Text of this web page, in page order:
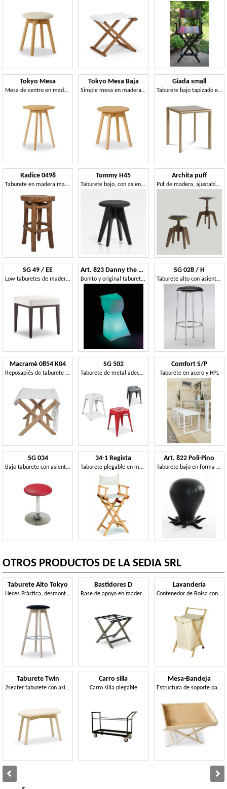
Tokyo Mesa
Mesa de centro en madera de haya con la tapa de madera contrachapada
Tokyo Mesa Baja
Simple mesa en madera de haya con la tapa de madera contrachapada
Giada small
Taburete bajo tapizado en piel
Radice 0498
Taburete en madera maciza, para uso exterior.
Tommy H45
Taburete bajo, con asiento tapizado
Archita puff
Puf de madera, ajustable en altura
SG 49 / EE
Low taburetes de madera, cubiertos con cuero de imitación, para esperar
Art. 823 Danny the Dog
Bonito y original taburete bajo con iluminación
SG 028 / H
Taburete alto con asiento tapizado redondo, para los bares
Macramè 0854 K04
Reposapiés de taburete plegable en tejido de teca y macramé.
SG 502
Taburete de metal adecuado para el contrato
Comfort S/P
Taburete en acero y HPL
SG 034
Bajo taburete con asiento redondo, para la tienda de zapatos
34-1 Regista
Taburete plegable en madera
Art. 822 Poli-Pino
Taburete bajo en forma de pulpo
OTROS PRODUCTOS DE LA SEDIA SRL
Taburete Alto Tokyo
Heces Práctica, desmontable, realizada en madera de haya, con asiento redondo tapizados
Taburete Twin
2seater taburete con asiento acolchado
Bastidores D
Base de apoyo en madera de haya y cuero, plegable y duradero
Carro silla
Carro silla plegable
Lavandería
Contenedor de Bolsa con la estructura en madera de haya
Mesa-Bandeja
Estructura de soporte para la bandeja en madera de haya